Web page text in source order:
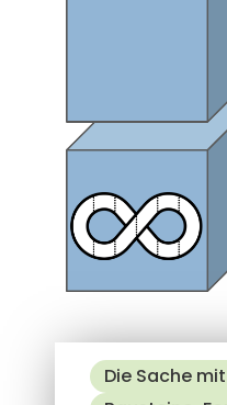
Die Sache